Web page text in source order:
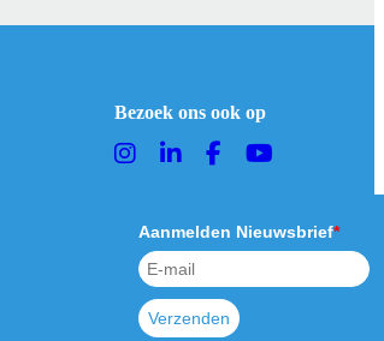
Bezoek ons ook op
Aanmelden Nieuwsbrief*
Verzenden